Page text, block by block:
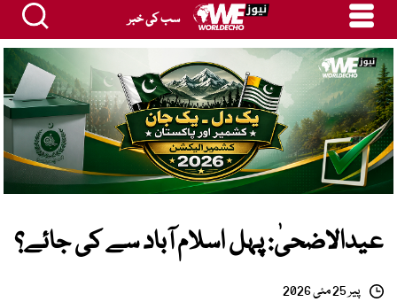
سب کی خبر
عیدالاضحیٰ: پہل اسلام آباد سے کی جائے؟
پیر 25 مئی 2026